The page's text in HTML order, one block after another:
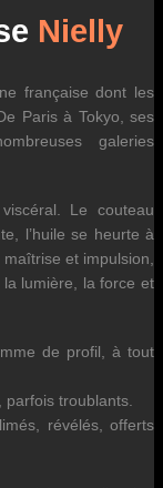
Nielly
française dont les
Paris à Tokyo, ses
galeries
Le couteau
l’huile se heurte à
et impulsion,
lumière, la force et
de profil, à tout
parfois troublants.
révélés, offerts